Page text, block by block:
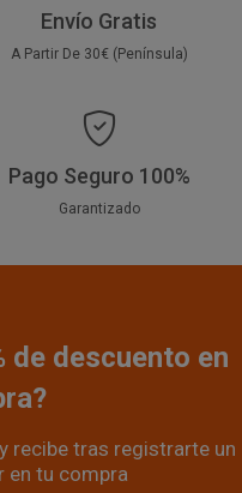
Envío Gratis
A Partir De 30€ (Península)
Pago Seguro 100%
Garantizado
de descuento en
recibe tras registrarte un
en tu compra